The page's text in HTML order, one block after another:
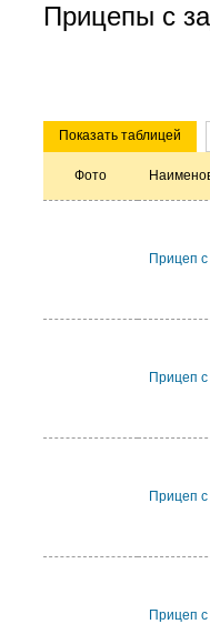
Прицепы с
Показать таблицей
Фото
Прицеп с
Прицеп с
Прицеп с
Прицеп с